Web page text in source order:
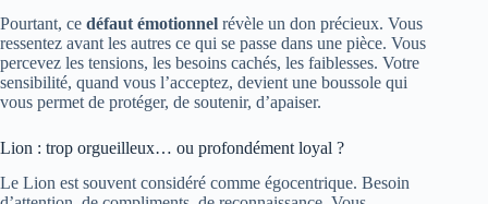
Pourtant, ce défaut émotionnel révèle un don précieux. Vous
ressentez avant les autres ce qui se passe dans une pièce. Vous
percevez les tensions, les besoins cachés, les faiblesses. Votre
sensibilité, quand vous l’acceptez, devient une boussole qui
vous permet de protéger, de soutenir, d’apaiser.
Lion : trop orgueilleux… ou profondément loyal ?
Le Lion est souvent considéré comme égocentrique. Besoin